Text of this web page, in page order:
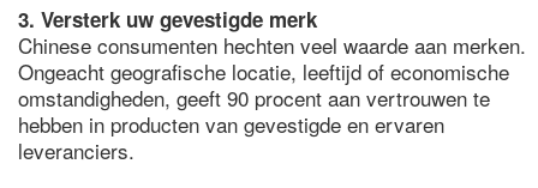
3. Versterk uw gevestigde merk
Chinese consumenten hechten veel waarde aan merken.
Ongeacht geografische locatie, leeftijd of economische
omstandigheden, geeft 90 procent aan vertrouwen te
hebben in producten van gevestigde en ervaren
leveranciers.